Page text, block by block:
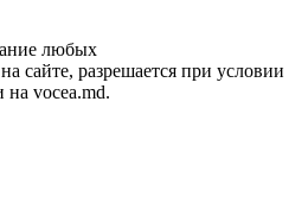
любых
сайте, разрешается при условии
на vocea.md.